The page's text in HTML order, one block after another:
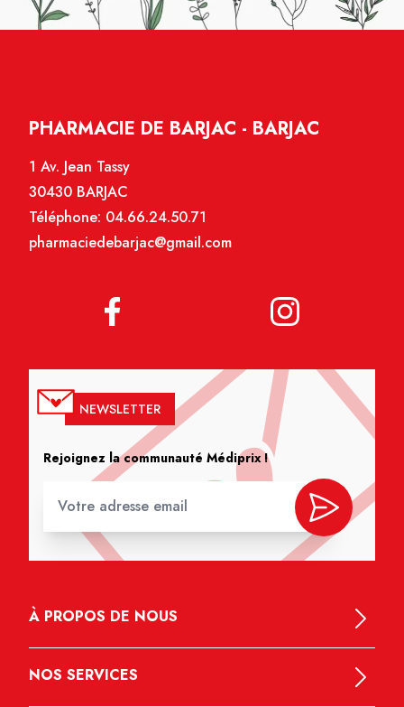
PHARMACIE DE BARJAC - BARJAC
1 Av. Jean Tassy
30430 BARJAC
Téléphone: 04.66.24.50.71
pharmaciedebarjac@gmail.com
NEWSLETTER
Rejoignez la communauté Médiprix !
À PROPOS DE NOUS
NOS SERVICES